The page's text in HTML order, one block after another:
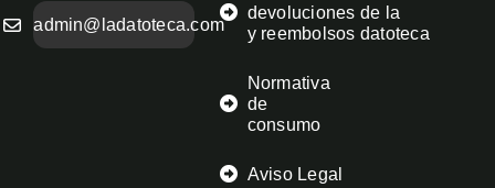
admin@ladatoteca.com
devoluciones
y reembolsos
Normativa
de
consumo
Aviso Legal
de la
datoteca